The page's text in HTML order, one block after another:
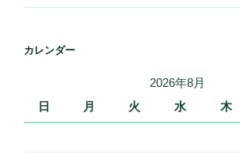
カレンダー
2026年8月
日
月 火 水 木